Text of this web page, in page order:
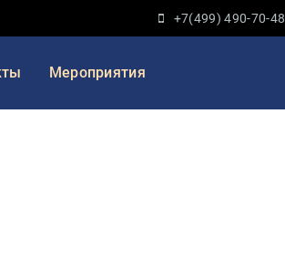
+7(499) 490-70-48
Мероприятия